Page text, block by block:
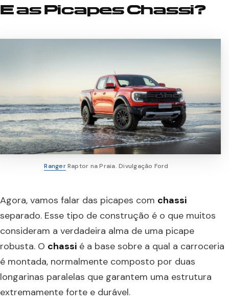
E as Picapes Chassi?
RangerRaptor na Praia. Divulgação Ford
Agora, vamos falar das picapes com chassi
separado. Esse tipo de construção é o que muitos
consideram a verdadeira alma de uma picape
robusta. O chassi é a base sobre a qual a carroceria
é montada, normalmente composto por duas
longarinas paralelas que garantem uma estrutura
extremamente forte e durável.